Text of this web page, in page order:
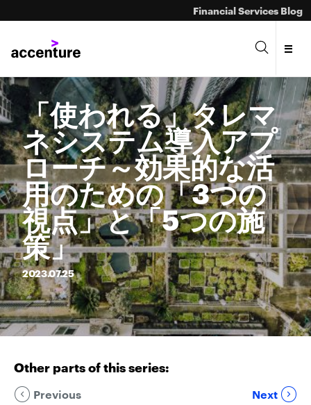
Financial Services Blog
「使われる」タレマ
ネシステム導入アプ
ローチ～効果的な活
用のための「3つの
視点」と「5つの施
策」
2023.07.25
Other parts of this series:
Previous Next